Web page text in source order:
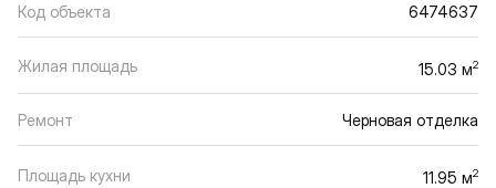
Код объекта 6474637
Жилая площадь 15.03 м2
Ремонт Черновая отделка
Площадь кухни 11.95 м2